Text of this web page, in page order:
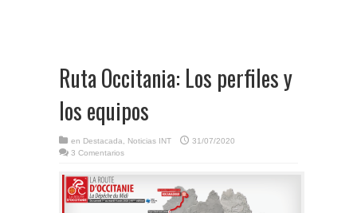
Ruta Occitania: Los perfiles y
los equipos
en Destacada Noticias INT
31/07/2020
3 Comentarios